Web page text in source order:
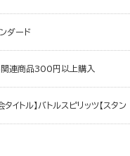
ダード
連商品300円以上購入
タイトル】バトルスピリッツ【スタン